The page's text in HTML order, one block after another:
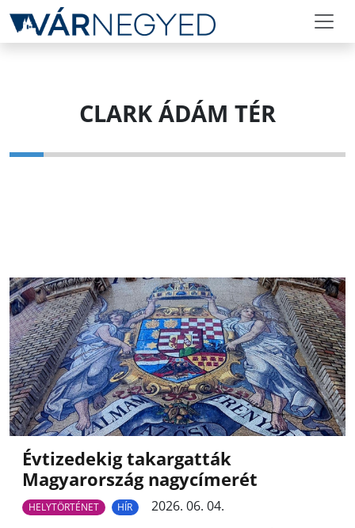
CLARK ÁDÁM TÉR
Évtizedekig takargatták
Magyarország nagycímerét
HELYTÖRTÉNET HÍR
2026. 06. 04.